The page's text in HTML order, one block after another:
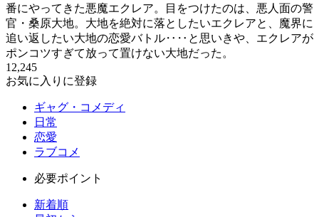
番にやってきた悪魔エクレア。目をつけたのは、悪人面の警
官・桑原大地。大地を絶対に落としたいエクレアと、魔界に
追い返したい大地の恋愛バトル‥‥と思いきや、エクレアが
ポンコツすぎて放って置けない大地だった。
12,245
お気に入りに登録
ギャグ・コメディ
日常
恋愛
ラブコメ
必要ポイント
新着順